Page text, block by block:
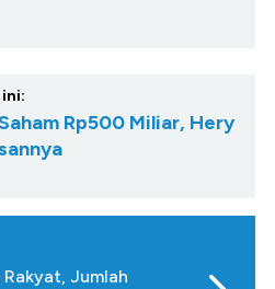
Rp500 Miliar, Hery
Rakyat, Jumlah